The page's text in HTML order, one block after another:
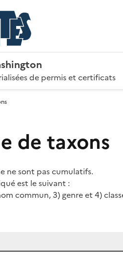
de permis et certificats
de taxons
ne sont pas cumulatifs.
est le suivant :
commun, 3) genre et 4)